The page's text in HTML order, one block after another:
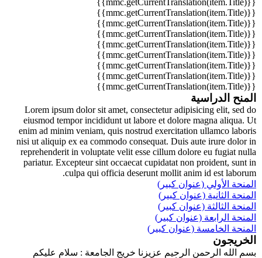
{{mmc.getCurrentTranslation(item.Title)}}
{{mmc.getCurrentTranslation(item.Title)}}
{{mmc.getCurrentTranslation(item.Title)}}
{{mmc.getCurrentTranslation(item.Title)}}
{{mmc.getCurrentTranslation(item.Title)}}
{{mmc.getCurrentTranslation(item.Title)}}
{{mmc.getCurrentTranslation(item.Title)}}
{{mmc.getCurrentTranslation(item.Title)}}
{{mmc.getCurrentTranslation(item.Title)}}
المنح الدراسية
Lorem ipsum dolor sit amet, consectetur adipisicing elit, sed do
eiusmod tempor incididunt ut labore et dolore magna aliqua. Ut
enim ad minim veniam, quis nostrud exercitation ullamco laboris
nisi ut aliquip ex ea commodo consequat. Duis aute irure dolor in
reprehenderit in voluptate velit esse cillum dolore eu fugiat nulla
pariatur. Excepteur sint occaecat cupidatat non proident, sunt in
culpa qui officia deserunt mollit anim id est laborum.
المنحة الأولي (عنوان كبير)
المنحة الثانية (عنوان كبير)
المنحة الثالثة (عنوان كبير)
المنحة الرابعة (عنوان كبير)
المنحة الخامسة (عنوان كبير)
الخريجون
بسم الله الرحمن الرحيم عزيزنا خريج الجامعة : سلام عليكم